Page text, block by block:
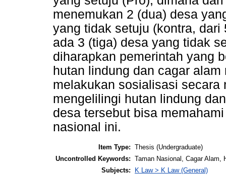
menemukan 2 (dua) desa
yang tidak setuju (kontra,
ada 3 (tiga) desa yang tidak
diharapkan pemerintah yang
hutan lindung dan cagar
melakukan sosialisasi secara
mengelilingi hutan lindung
desa tersebut bisa
nasional ini.
Item Type: Thesis (Undergraduate)
Uncontrolled Keywords: Taman Nasional, Cagar Alam,
Subjects:
K Law > K Law (General)